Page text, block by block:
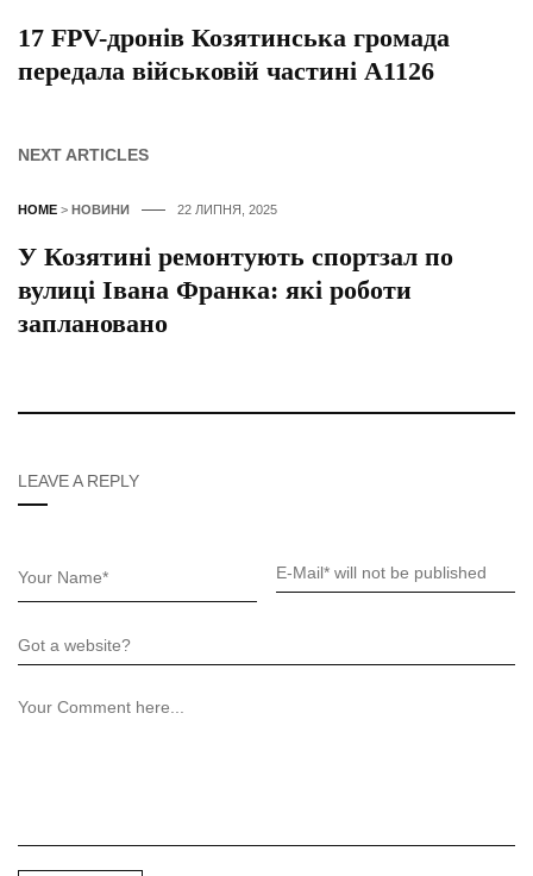
17 FPV-дронів Козятинська громада
передала військовій частині А1126
NEXT ARTICLES
HOME > НОВИНИ 22 ЛИПНЯ, 2025
У Козятині ремонтують спортзал по
вулиці Івана Франка: які роботи
заплановано
LEAVE A REPLY